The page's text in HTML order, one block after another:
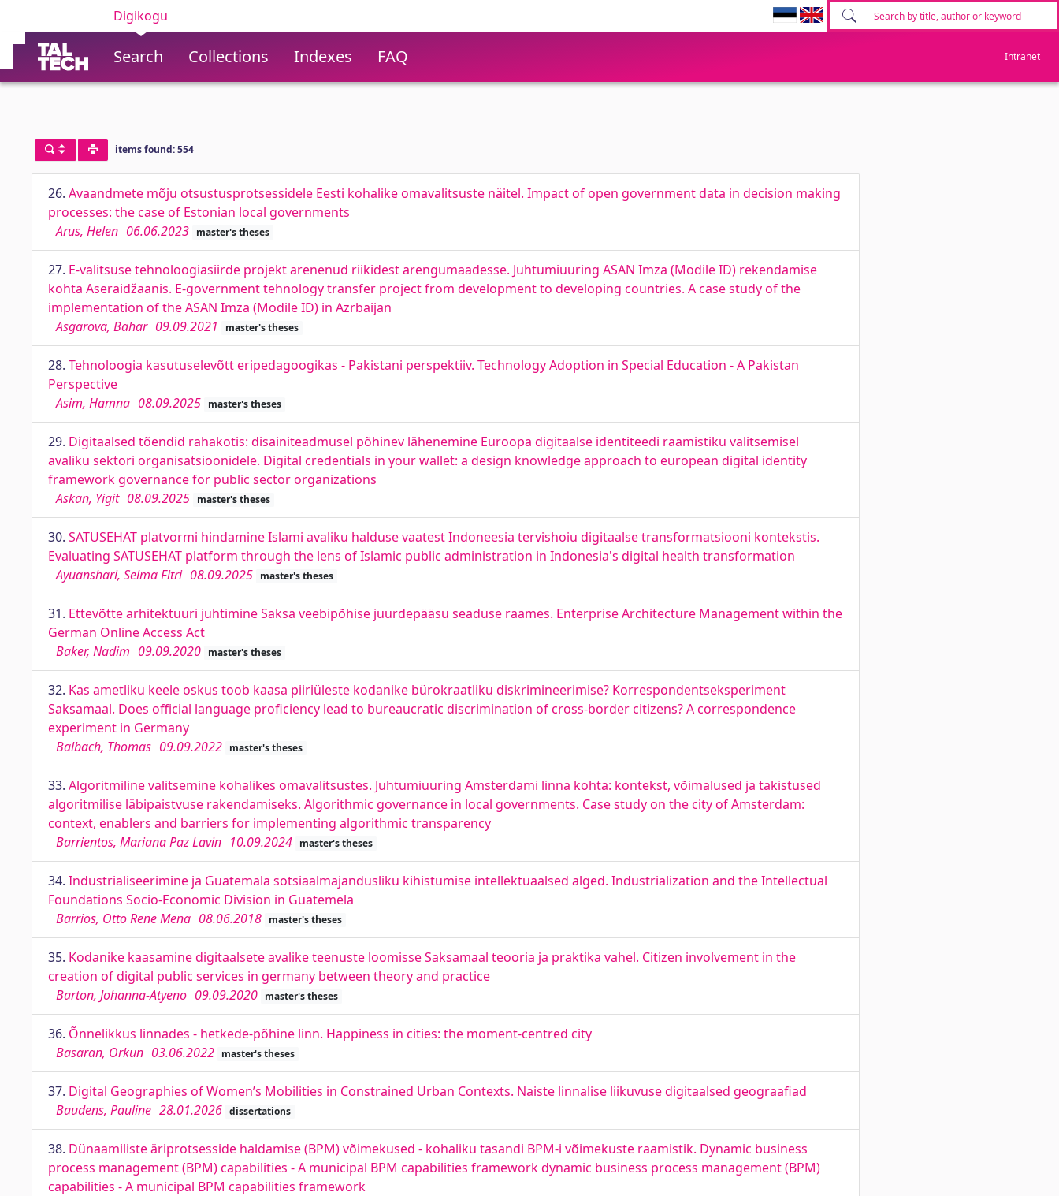
Digikogu
Search Collections Indexes FAQ Intranet
items found: 554
26. Avaandmete mõju otsustusprotsessidele Eesti kohalike omavalitsuste näitel. Impact of open government data in decision making
processes: the case of Estonian local governments
Arus, Helen 06.06.2023 master's theses
27. E-valitsuse tehnoloogiasiirde projekt arenenud riikidest arengumaadesse. Juhtumiuuring ASAN Imza (Modile ID) rekendamise
kohta Aseraidžaanis. E-government tehnology transfer project from development to developing countries. A case study of the
implementation of the ASAN Imza (Modile ID) in Azrbaijan
Asgarova, Bahar 09.09.2021 master's theses
28. Tehnoloogia kasutuselevõtt eripedagoogikas - Pakistani perspektiiv. Technology Adoption in Special Education - A Pakistan
Perspective
Asim, Hamna 08.09.2025 master's theses
29. Digitaalsed tõendid rahakotis: disainiteadmusel põhinev lähenemine Euroopa digitaalse identiteedi raamistiku valitsemisel
avaliku sektori organisatsioonidele. Digital credentials in your wallet: a design knowledge approach to european digital identity
framework governance for public sector organizations
Askan, Yigit 08.09.2025 master's theses
30. SATUSEHAT platvormi hindamine Islami avaliku halduse vaatest Indoneesia tervishoiu digitaalse transformatsiooni kontekstis.
Evaluating SATUSEHAT platform through the lens of Islamic public administration in Indonesia's digital health transformation
Ayuanshari, Selma Fitri 08.09.2025 master's theses
31. Ettevõtte arhitektuuri juhtimine Saksa veebipõhise juurdepääsu seaduse raames. Enterprise Architecture Management within the
German Online Access Act
Baker, Nadim 09.09.2020 master's theses
32. Kas ametliku keele oskus toob kaasa piiriüleste kodanike bürokraatliku diskrimineerimise? Korrespondentseksperiment
Saksamaal. Does official language proficiency lead to bureaucratic discrimination of cross-border citizens? A correspondence
experiment in Germany
Balbach, Thomas 09.09.2022 master's theses
33. Algoritmiline valitsemine kohalikes omavalitsustes. Juhtumiuuring Amsterdami linna kohta: kontekst, võimalused ja takistused
algoritmilise läbipaistvuse rakendamiseks. Algorithmic governance in local governments. Case study on the city of Amsterdam:
context, enablers and barriers for implementing algorithmic transparency
Barrientos, Mariana Paz Lavin 10.09.2024 master's theses
34. Industrialiseerimine ja Guatemala sotsiaalmajandusliku kihistumise intellektuaalsed alged. Industrialization and the Intellectual
Foundations Socio-Economic Division in Guatemela
Barrios, Otto Rene Mena 08.06.2018 master's theses
35. Kodanike kaasamine digitaalsete avalike teenuste loomisse Saksamaal teooria ja praktika vahel. Citizen involvement in the
creation of digital public services in germany between theory and practice
Barton, Johanna-Atyeno 09.09.2020 master's theses
36. Õnnelikkus linnades - hetkede-põhine linn. Happiness in cities: the moment-centred city
Basaran, Orkun 03.06.2022 master's theses
37. Digital Geographies of Women’s Mobilities in Constrained Urban Contexts. Naiste linnalise liikuvuse digitaalsed geograafiad
Baudens, Pauline 28.01.2026 dissertations
38. Dünaamiliste äriprotsesside haldamise (BPM) võimekused - kohaliku tasandi BPM-i võimekuste raamistik. Dynamic business
process management (BPM) capabilities - A municipal BPM capabilities framework dynamic business process management (BPM)
capabilities - A municipal BPM capabilities framework